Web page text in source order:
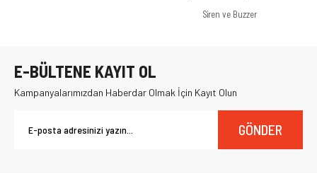
Siren ve Buzzer
E-BÜLTENE KAYIT OL
Kampanyalarımızdan Haberdar Olmak İçin Kayıt Olun
GÖNDER